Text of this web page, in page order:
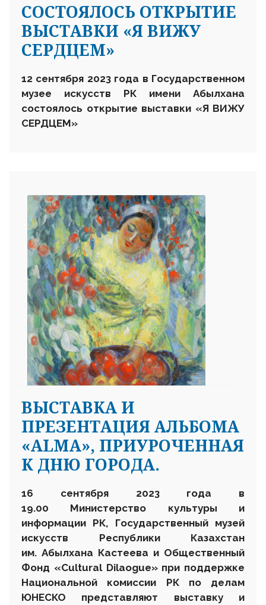
СОСТОЯЛОСЬ ОТКРЫТИЕ
ВЫСТАВКИ «Я ВИЖУ
СЕРДЦЕМ»
12 сентября 2023 года в Государственном
музее искусств РК имени Абылхана
состоялось открытие выставки «Я ВИЖУ
СЕРДЦЕМ»
ВЫСТАВКА И
ПРЕЗЕНТАЦИЯ АЛЬБОМА
«ALMA», ПРИУРОЧЕННАЯ
К ДНЮ ГОРОДА.
16 сентября 2023 года в
19.00 Министерство культуры и
информации РК, Государственный музей
искусств Республики Казахстан
им. Абылхана Кастеева и Общественный
Фонд «Cultural Dilaogue» при поддержке
Национальной комиссии РК по делам
ЮНЕСКО представляют выставку и